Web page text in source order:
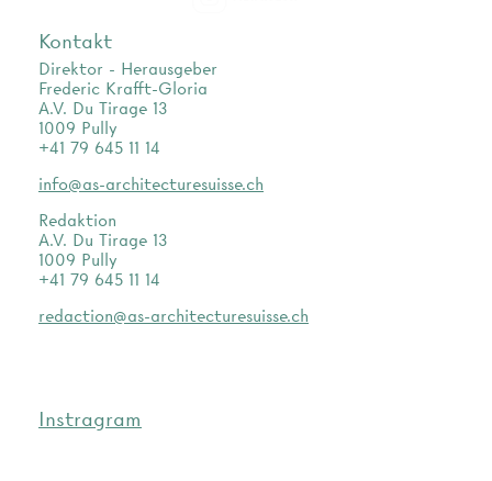
Kontakt
Direktor - Herausgeber
Frederic Krafft-Gloria
A.V. Du Tirage 13
1009 Pully
+41 79 645 11 14
info@as-architecturesuisse.ch
Redaktion
A.V. Du Tirage 13
1009 Pully
+41 79 645 11 14
redaction@as-architecturesuisse.ch
Instragram